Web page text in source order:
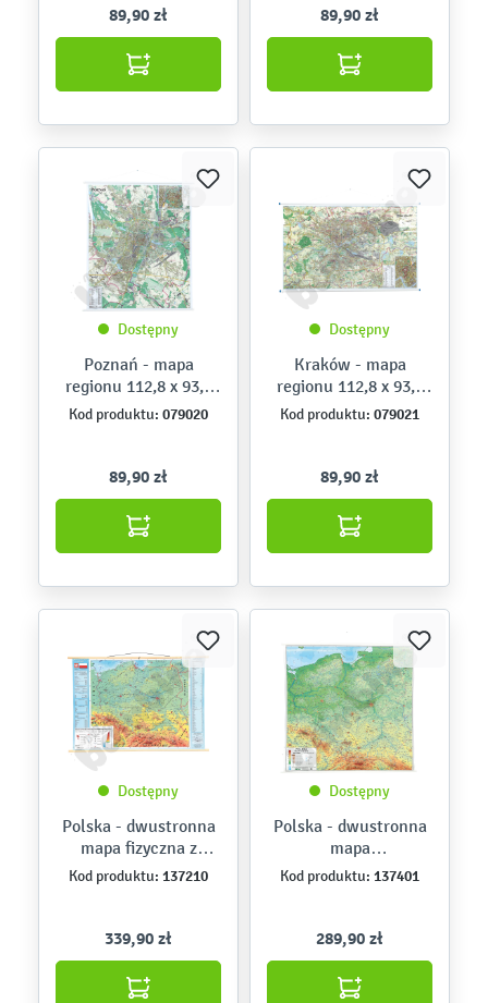
89,90 zł 89,90 zł
Dostępny
Poznań - mapa
regionu 112,8 x 93,8
cm
Kod produktu: 079020
89,90 zł
Dostępny
Kraków - mapa
regionu 112,8 x 93,8
cm
Kod produktu: 079021
89,90 zł
Dostępny
Polska - dwustronna
mapa fizyczna z
elementami
ekologii/hipsometrycz
Kod produktu: 137210
339,90 zł
Dostępny
Polska - dwustronna
mapa
fizyczna/konturowa,
150 x 150 cm
Kod produktu: 137401
289,90 zł